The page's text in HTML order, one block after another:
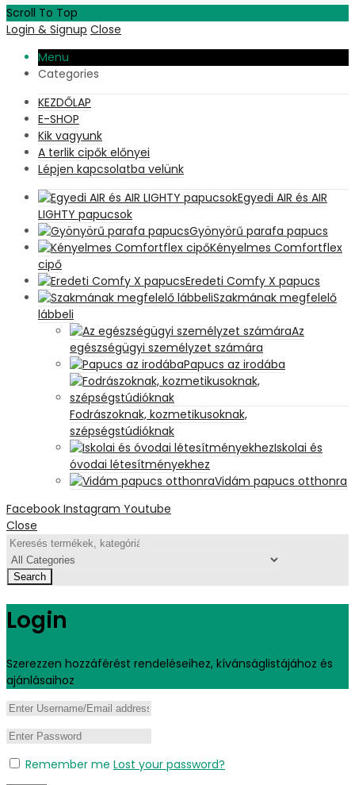
Scroll To Top
Login & Signup Close
Menu
Categories
KEZDŐLAP
E-SHOP
Kik vagyunk
A terlik cipők előnyei
Lépjen kapcsolatba velünk
Egyedi AIR és AIR
LIGHTY papucsok
Gyönyörű parafa papucs
Kényelmes Comfortflex
cipő
Eredeti Comfy X papucs
Szakmának megfelelő
lábbeli
Az
egészségügyi személyzet számára
Papucs az irodába
Fodrászoknak, kozmetikusoknak,
szépségstúdióknak
Iskolai és
óvodai létesítményekhez
Vidám papucs otthonra
Facebook Instagram Youtube
Close
Search
Login
Szerezzen hozzáférést rendeléseihez, kívánságlistájához és
ajánlásaihoz
Remember me Lost your password?